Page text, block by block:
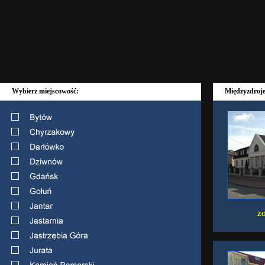
Wybierz miejscowość: Międzyzdroje